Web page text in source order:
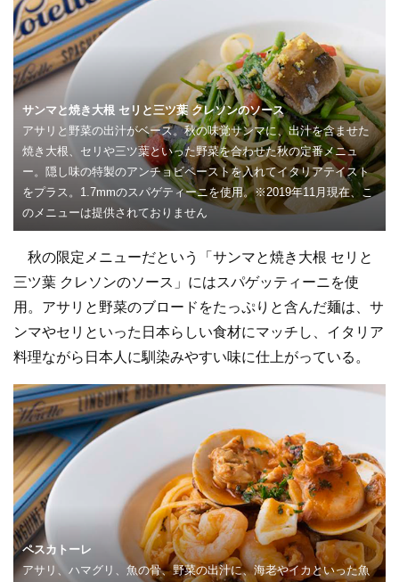
サンマと焼き大根 セリと三ツ葉 クレソンのソース
アサリと野菜の出汁がベース。秋の味覚サンマに、出汁を含ませた
焼き大根、セリや三ツ葉といった野菜を合わせた秋の定番メニュ
ー。隠し味の特製のアンチョビペーストを入れてイタリアテイスト
をプラス。1.7mmのスパゲティーニを使用。※2019年11月現在、こ
のメニューは提供されておりません
秋の限定メニューだという「サンマと焼き大根 セリと
三ツ葉 クレソンのソース」にはスパゲッティーニを使
用。アサリと野菜のブロードをたっぷりと含んだ麺は、サ
ンマやセリといった日本らしい食材にマッチし、イタリア
料理ながら日本人に馴染みやすい味に仕上がっている。
ペスカトーレ
アサリ、ハマグリ、魚の骨、野菜の出汁に、海老やイカといった魚